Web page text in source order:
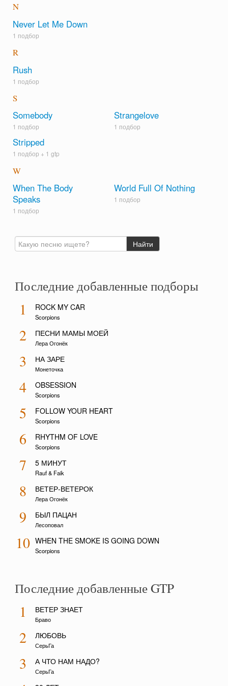
N
Never Let Me Down
1 подбор
R
Rush
1 подбор
S
Somebody
1 подбор
Strangelove
1 подбор
Stripped
1 подбор + 1 gtp
W
When The Body
Speaks
1 подбор
World Full Of Nothing
1 подбор
Последние добавленные подборы
1 ROCK MY CAR
Scorpions
2 ПЕСНИ МАМЫ МОЕЙ
Лера Огонёк
3 НА ЗАРЕ
Монеточка
4 OBSESSION
Scorpions
5 FOLLOW YOUR HEART
Scorpions
6 RHYTHM OF LOVE
Scorpions
7 5 МИНУТ
Rauf & Faik
8 ВЕТЕР-ВЕТЕРОК
Лера Огонёк
9 БЫЛ ПАЦАН
Лесоповал
10 WHEN THE SMOKE IS GOING DOWN
Scorpions
Последние добавленные GTP
1 ВЕТЕР ЗНАЕТ
Браво
2 ЛЮБОВЬ
СерьГа
3 А ЧТО НАМ НАДО?
СерьГа